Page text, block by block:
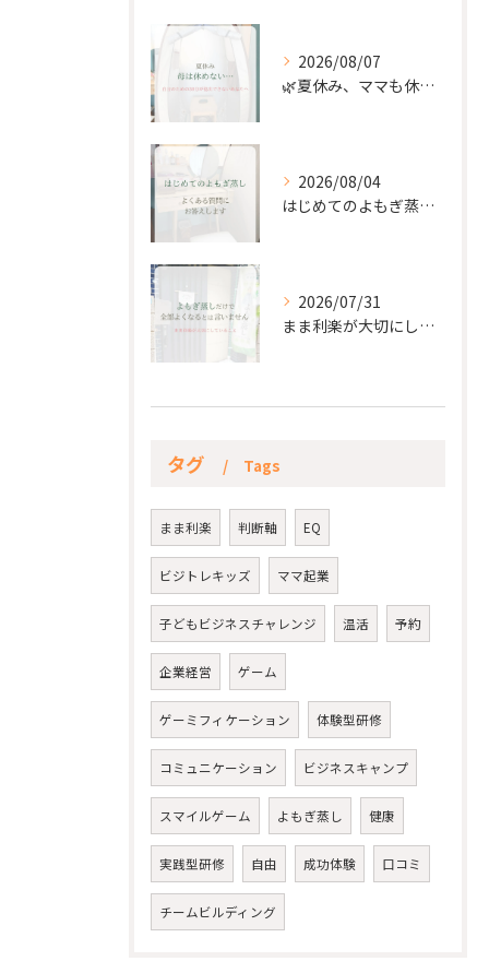
2026/08/07
🌿夏休み、ママも休もう🌿
2026/08/04
はじめてのよもぎ蒸し。
2026/07/31
まま利楽が大切にしていること✨
タグ Tags
まま利楽 判断軸 EQ
ビジトレキッズ ママ起業
子どもビジネスチャレンジ 温活 予約
企業経営 ゲーム
ゲーミフィケーション 体験型研修
コミュニケーション ビジネスキャンプ
スマイルゲーム よもぎ蒸し 健康
実践型研修 自由 成功体験 口コミ
チームビルディング